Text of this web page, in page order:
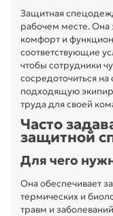
Защитная
рабочем месте. Она
комфорт и
соответствующие
чтобы сотрудники
сосредоточиться
подходящую
труда для своей
Часто
защитной
Для чего
Она обеспечивает
термических и
травм и